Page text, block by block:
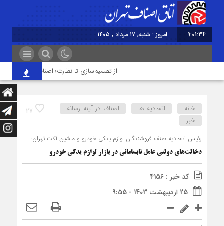
9:01:34 امروز : شنبه, ۱۷ مرداد , ۱۴۰۵
از تصمیم‌سازی تا نظارت؛ اصناف نقش مؤثرتری
27 خانه اتحادیه ها
اصناف در آینه رسانه
خبر
رئیس اتحادیه صنف فروشندگان لوازم یدکی خودرو و ماشین آلات تهران:
دخالت‌‎های دولتی عامل نابسامانی در بازار لوازم یدکی خودرو
کد خبر : 4156
25 اردیبهشت 1403 - 9:55